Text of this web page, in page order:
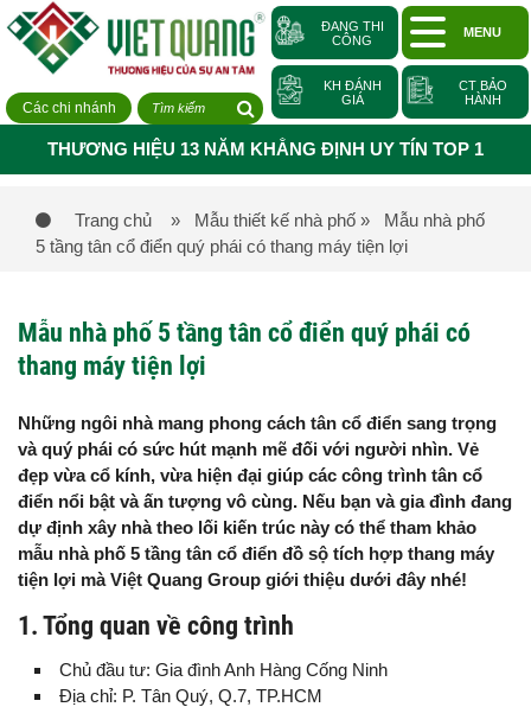
Các chi nhánh
ĐANG THI
CÔNG
MENU
KH ĐÁNH
GIÁ
CT BẢO
HÀNH
THƯƠNG HIỆU 13 NĂM KHẲNG ĐỊNH UY TÍN TOP 1
Trang chủ » Mẫu thiết kế nhà phố » Mẫu nhà phố
5 tầng tân cổ điển quý phái có thang máy tiện lợi
Mẫu nhà phố 5 tầng tân cổ điển quý phái có
thang máy tiện lợi
Những ngôi nhà mang phong cách tân cổ điển sang trọng
và quý phái có sức hút mạnh mẽ đối với người nhìn. Vẻ
đẹp vừa cổ kính, vừa hiện đại giúp các công trình tân cổ
điển nổi bật và ấn tượng vô cùng. Nếu bạn và gia đình đang
dự định xây nhà theo lối kiến trúc này có thể tham khảo
mẫu nhà phố 5 tầng tân cổ điển đồ sộ tích hợp thang máy
tiện lợi mà Việt Quang Group giới thiệu dưới đây nhé!
1. Tổng quan về công trình
Chủ đầu tư: Gia đình Anh Hàng Cống Ninh
Địa chỉ: P. Tân Quý, Q.7, TP.HCM